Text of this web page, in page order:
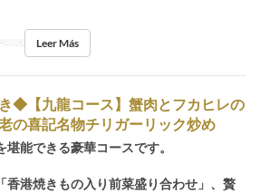
Cena
Leer Más
◆【九龍コース】蟹肉とフカヒレの
の喜記名物チリガーリック炒め
能できる豪華コースです。
香港焼きもの入り前菜盛り合わせ」、贅